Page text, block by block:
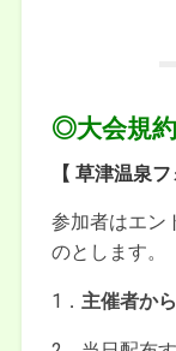
◎大会規
【 草津温泉
参加者はエン
のとします。
1． 主催者か